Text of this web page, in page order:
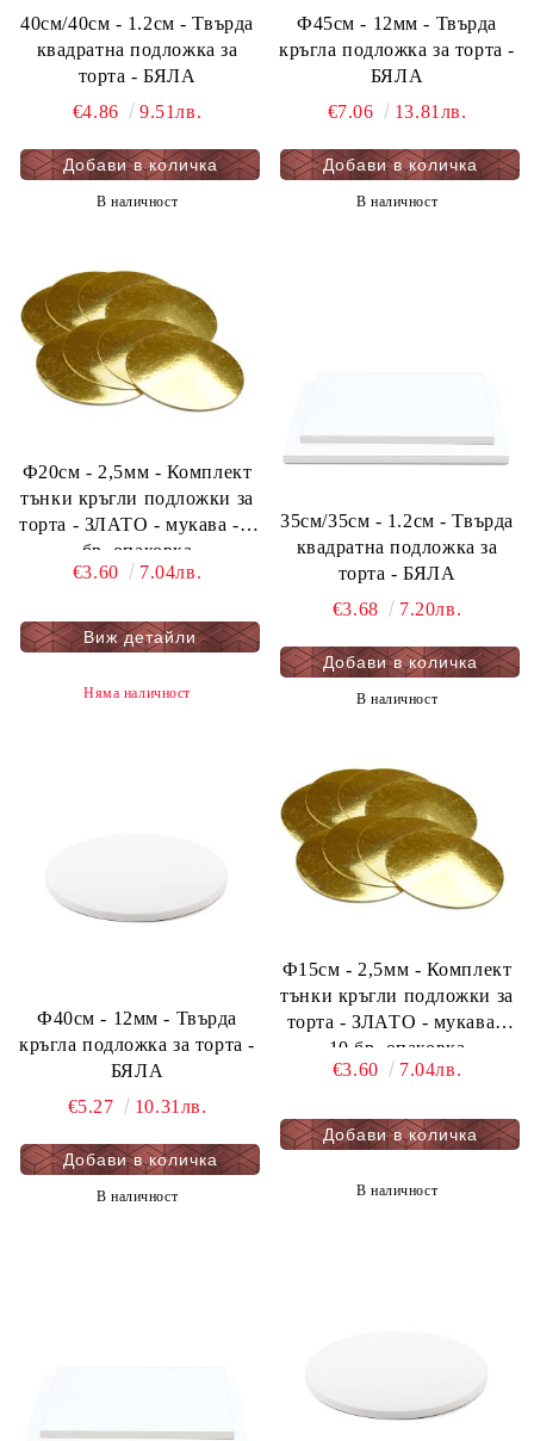
40см/40см - 1.2см - Твърда
квадратна подложка за
торта - БЯЛА
€4.86
9.51лв.
В наличност
Ф45см - 12мм - Твърда
кръгла подложка за торта -
БЯЛА
€7.06
13.81лв.
В наличност
Ф20см - 2,5мм - Комплект
тънки кръгли подложки за
торта - ЗЛАТО - мукава - 8
бр. опаковка
€3.60
7.04лв.
Виж детайли
Няма наличност
35см/35см - 1.2см - Твърда
квадратна подложка за
торта - БЯЛА
€3.68
7.20лв.
В наличност
Ф40см - 12мм - Твърда
кръгла подложка за торта -
БЯЛА
€5.27
10.31лв.
В наличност
Ф15см - 2,5мм - Комплект
тънки кръгли подложки за
торта - ЗЛАТО - мукава -
10 бр. опаковка
€3.60
7.04лв.
В наличност